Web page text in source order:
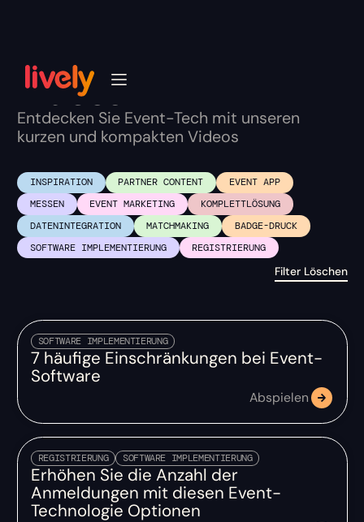
Videos
Entdecken Sie Event-Tech mit unseren
kurzen und kompakten Videos
INSPIRATION PARTNER CONTENT
EVENT APP
MESSEN
EVENT MARKETING
KOMPLETTLÖSUNG
DATENINTEGRATION
MATCHMAKING
BADGE-DRUCK
SOFTWARE IMPLEMENTIERUNG
REGISTRIERUNG
Filter Löschen
SOFTWARE IMPLEMENTIERUNG
7 häufige Einschränkungen bei Event-
Software
Abspielen
REGISTRIERUNG SOFTWARE IMPLEMENTIERUNG
Erhöhen Sie die Anzahl der
Anmeldungen mit diesen Event-
Technologie Optionen